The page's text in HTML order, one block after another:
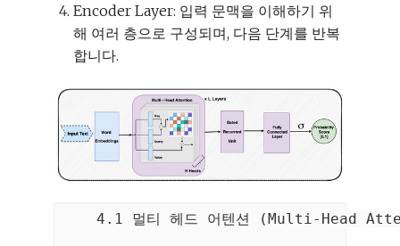
Encoder Layer: 입력 문맥을 이해하기 위
해 여러 층으로 구성되며, 다음 단계를 반복
합니다.
4.1 멀티 헤드 어텐션 (Multi-Head